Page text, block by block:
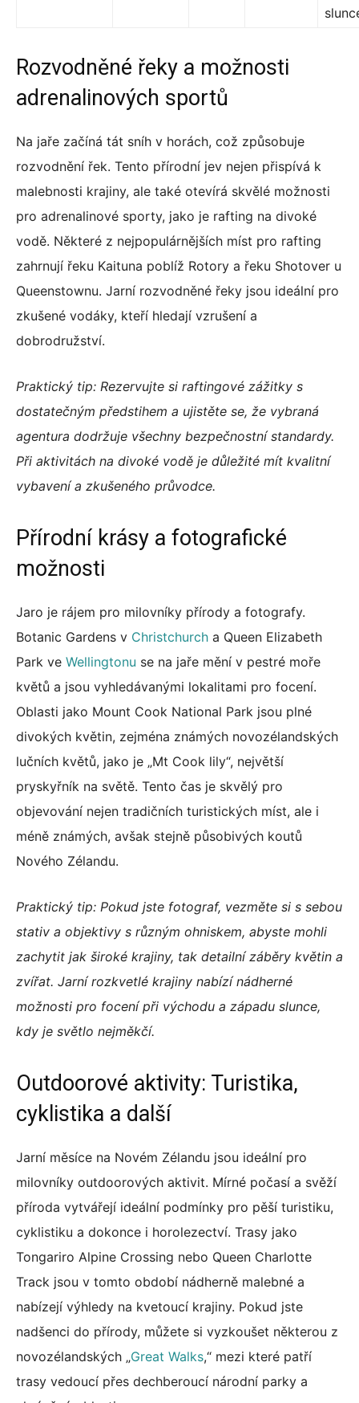
Rozvodněné řeky a možnosti
adrenalinových sportů
Na jaře začíná tát sníh v horách, což způsobuje
rozvodnění řek. Tento přírodní jev nejen přispívá k
malebnosti krajiny, ale také otevírá skvělé možnosti
pro adrenalinové sporty, jako je rafting na divoké
vodě. Některé z nejpopulárnějších míst pro rafting
zahrnují řeku Kaituna poblíž Rotory a řeku Shotover u
Queenstownu. Jarní rozvodněné řeky jsou ideální pro
zkušené vodáky, kteří hledají vzrušení a
dobrodružství.
Praktický tip: Rezervujte si raftingové zážitky s
dostatečným předstihem a ujistěte se, že vybraná
agentura dodržuje všechny bezpečnostní standardy.
Při aktivitách na divoké vodě je důležité mít kvalitní
vybavení a zkušeného průvodce.
Přírodní krásy a fotografické
možnosti
Jaro je rájem pro milovníky přírody a fotografy.
Botanic Gardens v Christchurch a Queen Elizabeth
Park ve Wellingtonu se na jaře mění v pestré moře
květů a jsou vyhledávanými lokalitami pro focení.
Oblasti jako Mount Cook National Park jsou plné
divokých květin, zejména známých novozélandských
lučních květů, jako je „Mt Cook lily“, největší
pryskyřník na světě. Tento čas je skvělý pro
objevování nejen tradičních turistických míst, ale i
méně známých, avšak stejně působivých koutů
Nového Zélandu.
Praktický tip: Pokud jste fotograf, vezměte si s sebou
stativ a objektivy s různým ohniskem, abyste mohli
zachytit jak široké krajiny, tak detailní záběry květin a
zvířat. Jarní rozkvetlé krajiny nabízí nádherné
možnosti pro focení při východu a západu slunce,
kdy je světlo nejměkčí.
Outdoorové aktivity: Turistika,
cyklistika a další
Jarní měsíce na Novém Zélandu jsou ideální pro
milovníky outdoorových aktivit. Mírné počasí a svěží
příroda vytvářejí ideální podmínky pro pěší turistiku,
cyklistiku a dokonce i horolezectví. Trasy jako
Tongariro Alpine Crossing nebo Queen Charlotte
Track jsou v tomto období nádherně malebné a
nabízejí výhledy na kvetoucí krajiny. Pokud jste
nadšenci do přírody, můžete si vyzkoušet některou z
novozélandských „Great Walks,“ mezi které patří
trasy vedoucí přes dechberoucí národní parky a